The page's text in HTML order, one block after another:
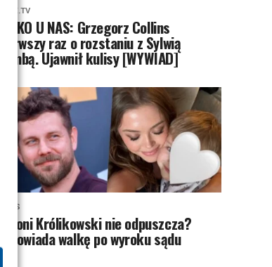
PRZE.TV
TYLKO U NAS: Grzegorz Collins
pierwszy raz o rozstaniu z Sylwią
Bombą. Ujawnił kulisy [WYWIAD]
NEWS
Antoni Królikowski nie odpuszcza?
Zapowiada walkę po wyroku sądu